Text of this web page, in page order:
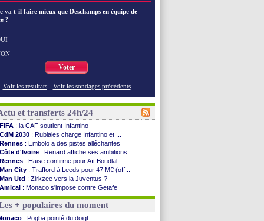
va t-il faire mieux que Deschamps en équipe de
?
Voter
Voir les resultats - Voir les sondages précédents
et transferts 24h/24
FIFA : la CAF soutient Infantino
CdM 2030 : Rubiales charge Infantino et ...
Rennes : Embolo a des pistes alléchantes
Côte d'Ivoire : Renard affiche ses ambitions
Rennes : Haise confirme pour Aït Boudlal
Man City : Trafford à Leeds pour 47 M€ (off...
Man Utd : Zirkzee vers la Juventus ?
Amical : Monaco s'impose contre Getafe
Nantes: Der Zakarian et sa relation avec Kita
OM: le club prêt à libérer Kondogbia ?
Monaco: le message touchant d'Akliouche
+ populaires du moment
: Pogba pointé du doigt